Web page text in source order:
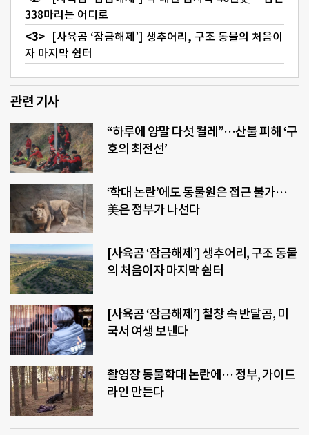
338마리는 어디로
[사육곰 ‘잠금해제’] 생추어리, 구조 동물의 처음이
자 마지막 쉼터
관련 기사
“하루에 양말 다섯 켤레”…산불 피해 ‘구
호의 최전선’
‘학대 논란’에도 동물원은 접근 불가…
美은 정부가 나선다
[사육곰 ‘잠금해제’] 생추어리, 구조 동물
의 처음이자 마지막 쉼터
[사육곰 ‘잠금해제’] 철창 속 반달곰, 미
국서 여생 보낸다
촬영장 동물학대 논란에… 정부, 가이드
라인 만든다